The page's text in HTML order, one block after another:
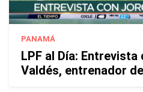
PANAMÁ
LPF al Día:
Valdés, entrenador